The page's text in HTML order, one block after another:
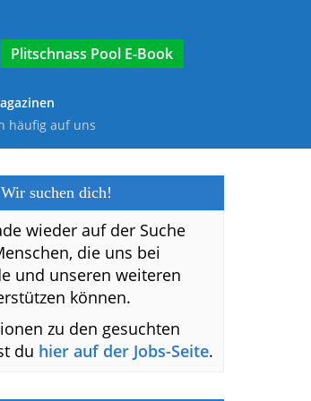
E-Book
häufig auf uns
suchen dich!
wieder auf der Suche
die uns bei
und unseren weiteren
können.
zu den gesuchten
du hier auf der Jobs-Seite.